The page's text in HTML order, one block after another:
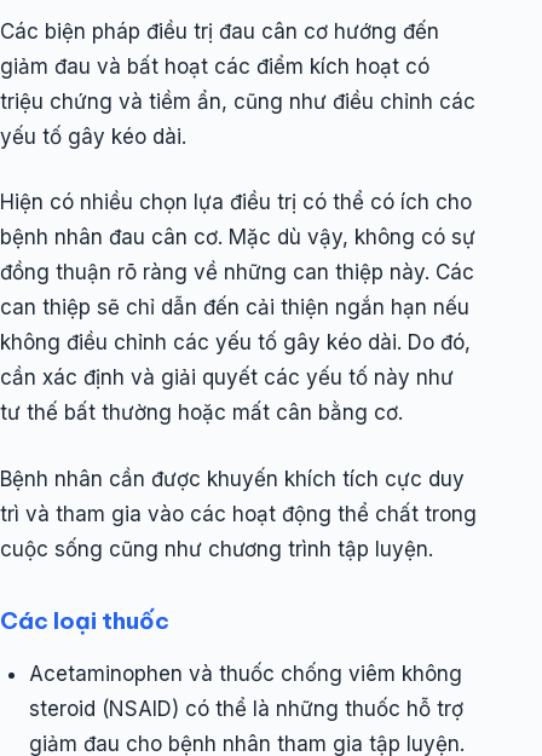
Các biện pháp điều trị đau cân cơ hướng đến
giảm đau và bất hoạt các điểm kích hoạt có
triệu chứng và tiềm ẩn, cũng như điều chỉnh các
yếu tố gây kéo dài.
Hiện có nhiều chọn lựa điều trị có thể có ích cho
bệnh nhân đau cân cơ. Mặc dù vậy, không có sự
đồng thuận rõ ràng về những can thiệp này. Các
can thiệp sẽ chỉ dẫn đến cải thiện ngắn hạn nếu
không điều chỉnh các yếu tố gây kéo dài. Do đó,
cần xác định và giải quyết các yếu tố này như
tư thế bất thường hoặc mất cân bằng cơ.
Bệnh nhân cần được khuyến khích tích cực duy
trì và tham gia vào các hoạt động thể chất trong
cuộc sống cũng như chương trình tập luyện.
Các loại thuốc
Acetaminophen và thuốc chống viêm không
steroid (NSAID) có thể là những thuốc hỗ trợ
giảm đau cho bệnh nhân tham gia tập luyện.